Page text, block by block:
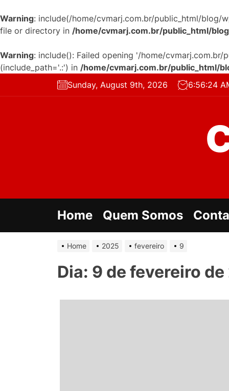
Warning: include(/home/cvmarj.com.br/public_html/blog/
file or directory in /home/cvmarj.com.br/public_html/
Warning: include(): Failed opening '/home/
(include_path='.:') in /home/cvmarj.com.br/public_html/
Sunday, August 9th, 2026 6:56:25
Home Quem Somos
Home 2025 fevereiro 9
Dia: 9 de fevereiro